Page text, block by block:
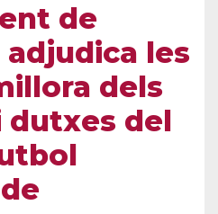
de
les
dels
dutxes del